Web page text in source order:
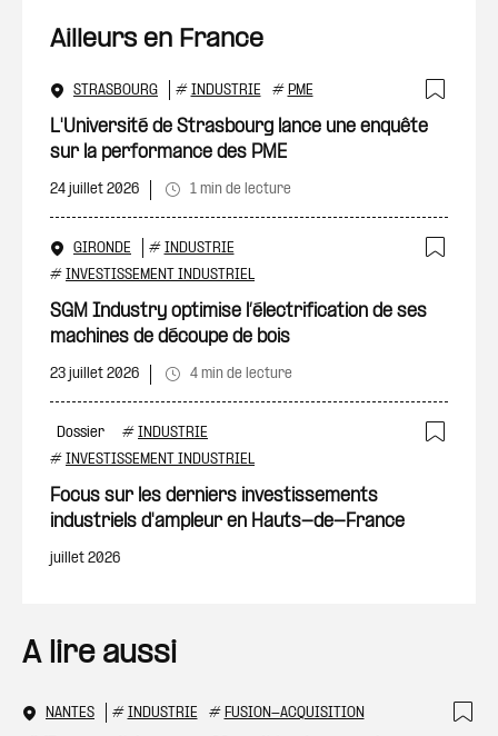
Ailleurs en France
STRASBOURG # INDUSTRIE # PME
L'Université de Strasbourg lance une enquête
sur la performance des PME
24 juillet 2026 1 min de lecture
GIRONDE # INDUSTRIE
# INVESTISSEMENT INDUSTRIEL
SGM Industry optimise l’électrification de ses
machines de découpe de bois
23 juillet 2026 4 min de lecture
Dossier # INDUSTRIE
# INVESTISSEMENT INDUSTRIEL
Focus sur les derniers investissements
industriels d'ampleur en Hauts-de-France
juillet 2026
A lire aussi
NANTES # INDUSTRIE # FUSION-ACQUISITION